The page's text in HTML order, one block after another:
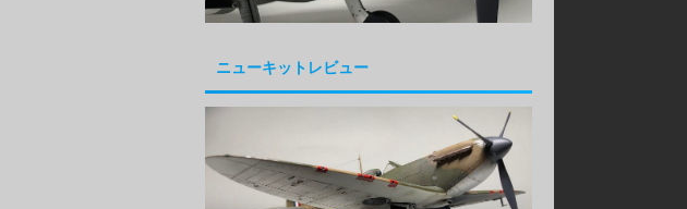
ニューキットレビュー